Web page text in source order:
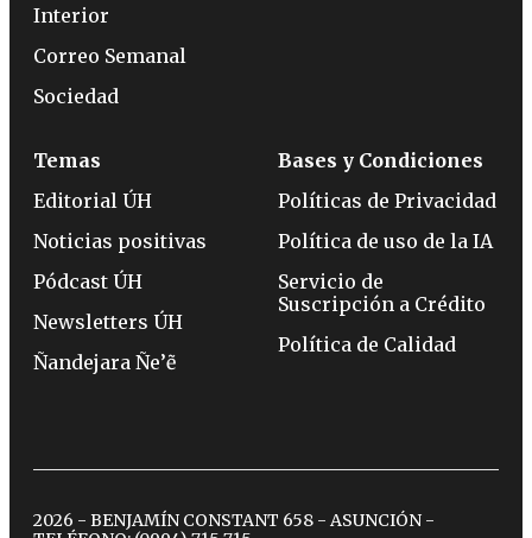
Interior
Correo Semanal
Sociedad
Temas
Editorial ÚH
Noticias positivas
Pódcast ÚH
Newsletters ÚH
Ñandejara Ñe’ẽ
Bases y Condiciones
Políticas de Privacidad
Política de uso de la IA
Servicio de
Suscripción a Crédito
Política de Calidad
2026 - BENJAMÍN CONSTANT 658 - ASUNCIÓN -